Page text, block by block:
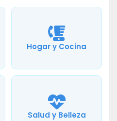
Hogar y Cocina
Salud y Belleza